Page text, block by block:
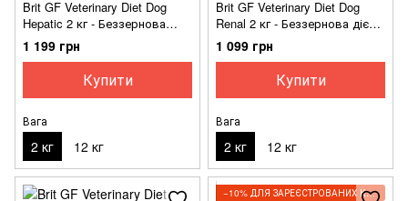
Brit GF Veterinary Diet Dog
Hepatic 2 кг - Беззернова
дієта при хворобі печінки з
яйцем, горохом, бататом і
гречкою для собак
1 199 грн
Купити
Вага
2 кг 12 кг
Brit GF Veterinary Diet Dog
Renal 2 кг - Беззернова дієта
при нирковій недостатності з
яйцем, горохом і гречкою
1 099 грн
Купити
Вага
2 кг 12 кг
−10% ДЛЯ ЗАРЕЄСТРОВАНИХ КЛІЄНТІВ